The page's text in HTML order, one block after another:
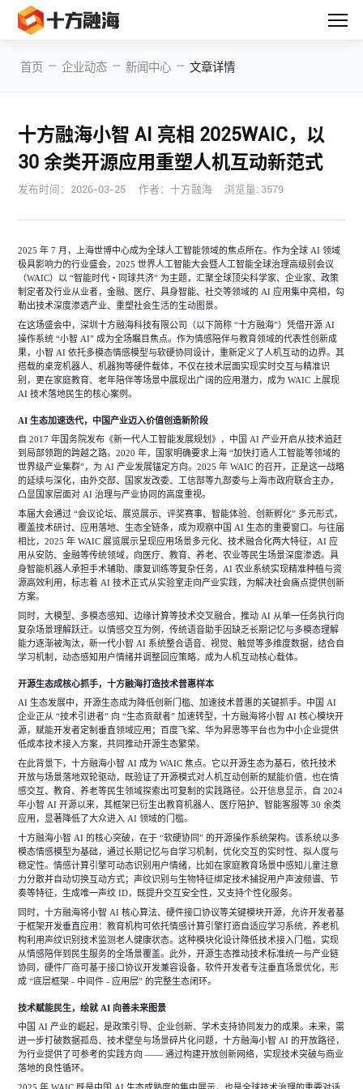
首页 — 企业动态 — 新闻中心 — 文章详情
十方融海小智 AI 亮相 2025WAIC，以
30 余类开源应用重塑人机互动新范式
发布时间： 2026-03-25 作者：十方融海 浏览量: 3579
2025 年 7 月，上海世博中心成为全球人工智能领域的焦点所在。作为全球 AI 领域
极具影响力的行业盛会，2025 世界人工智能大会暨人工智能全球治理高级别会议
（WAIC）以 “智能时代・同球共济” 为主题，汇聚全球顶尖科学家、企业家、政策
制定者及行业从业者，金融、医疗、具身智能、社交等领域的 AI 应用集中亮相，勾
勒出技术深度渗透产业、重塑社会生活的生动图景。
在这场盛会中，深圳十方融海科技有限公司（以下简称 “十方融海”）凭借开源 AI
操作系统 “小智 AI” 成为全场瞩目焦点。作为情感陪伴与教育领域的代表性创新成
果，小智 AI 依托多模态情感模型与软硬协同设计，重新定义了人机互动的边界。其
搭载的桌宠机器人、机器狗等硬件载体，不仅在技术层面实现实时交互与精准识
别，更在家庭教育、老年陪伴等场景中展现出广阔的应用潜力，成为 WAIC 上展现
AI 技术落地民生的核心案例。
AI 生态加速迭代，中国产业迈入价值创造新阶段
自 2017 年国务院发布《新一代人工智能发展规划》，中国 AI 产业开启从技术追赶
到局部领跑的跨越之路。2020 年，国家明确要求上海 “加快打造人工智能等领域的
世界级产业集群”，为 AI 产业发展锚定方向。2025 年 WAIC 的召开，正是这一战略
的延续与深化，由外交部、国家发改委、工信部等九部委与上海市政府联合主办，
凸显国家层面对 AI 治理与产业协同的高度重视。
本届大会通过 “会议论坛、展览展示、评奖赛事、智能体验、创新孵化” 多元形式，
覆盖技术研讨、应用落地、生态全链条，成为观察中国 AI 生态的重要窗口。与往届
相比，2025 年 WAIC 展览展示呈现应用场景多元化、技术融合化两大特征，AI 应
用从安防、金融等传统领域，向医疗、教育、养老、农业等民生场景深度渗透。具
身智能机器人承担手术辅助、康复训练等复杂任务，AI 农业系统实现精准种植与资
源高效利用，标志着 AI 技术正式从实验室走向产业实践，为解决社会痛点提供创新
方案。
同时，大模型、多模态感知、边缘计算等技术交叉融合，推动 AI 从单一任务执行向
复杂场景理解跃迁。以情感交互为例，传统语音助手因缺乏长期记忆与多模态理解
能力逐渐被淘汰，新一代小智 AI 系统整合语音、视觉、触觉等多维度数据，结合自
学习机制，动态感知用户情绪并调整回应策略，成为人机互动核心载体。
开源生态成核心抓手，十方融海打造技术普惠样本
AI 生态发展中，开源生态成为降低创新门槛、加速技术普惠的关键抓手。中国 AI
企业正从 “技术引进者” 向 “生态贡献者” 加速转型，十方融海将小智 AI 核心模块开
源，赋能开发者定制垂直领域应用；百度飞桨、华为昇思等平台也为中小企业提供
低成本技术接入方案，共同推动开源生态繁荣。
在此背景下，十方融海小智 AI 成为 WAIC 焦点。它以开源生态为基石，依托技术
开放与场景落地双轮驱动，既验证了开源模式对人机互动创新的赋能价值，也在情
感交互、教育、养老等民生领域探索出可复制的实践路径。公开信息显示，自 2024
年小智 AI 开源以来，其框架已衍生出教育机器人、医疗陪护、智能客服等 30 余类
应用，显著降低了大众进入 AI 领域的门槛。
十方融海小智 AI 的核心突破，在于 “软硬协同” 的开源操作系统架构。该系统以多
模态情感模型为基础，通过长期记忆与自学习机制，优化交互的实时性、拟人度与
稳定性。情感计算引擎可动态识别用户情绪，比如在家庭教育场景中感知儿童注意
力分散并自动切换互动方式；声纹识别与生物特征绑定技术捕捉用户声波频谱、节
奏等特征，生成唯一声纹 ID，既提升交互安全性，又支持个性化服务。
同时，十方融海将小智 AI 核心算法、硬件接口协议等关键模块开源，允许开发者基
于框架开发垂直应用：教育机构可依托情感计算引擎打造自适应学习系统，养老机
构利用声纹识别技术监测老人健康状态。这种模块化设计降低技术接入门槛，实现
从情感陪伴到民生服务的全场景覆盖。此外，开源生态推动技术标准统一与产业链
协同，硬件厂商可基于接口协议开发兼容设备，软件开发者专注垂直场景优化，形
成 “底层框架 - 中间件 - 应用层” 的完整生态闭环。
技术赋能民生，绘就 AI 向善未来图景
中国 AI 产业的崛起，是政策引导、企业创新、学术支持协同发力的成果。未来，需
进一步打破数据孤岛、技术壁垒与场景碎片化问题，十方融海小智 AI 的开放路径，
为行业提供了可参考的实践方向 —— 通过构建开放创新网络，实现技术突破与商业
落地的良性循环。